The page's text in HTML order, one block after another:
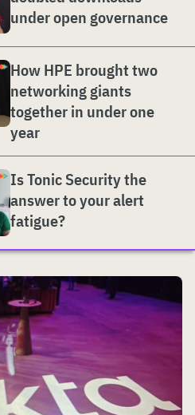
under open governance
How HPE brought two
networking giants
together in under one
year
Is Tonic Security the
answer to your alert
fatigue?